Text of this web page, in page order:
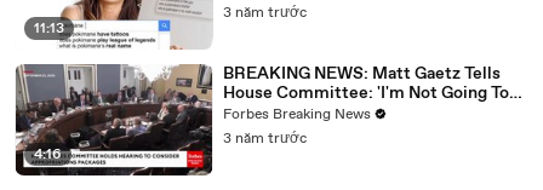
11:13
3 năm trước
4:16
BREAKING NEWS: Matt Gaetz Tells
House Committee: 'I'm Not Going To
Vote For A Continuing Resolution'
Forbes Breaking News
3 năm trước